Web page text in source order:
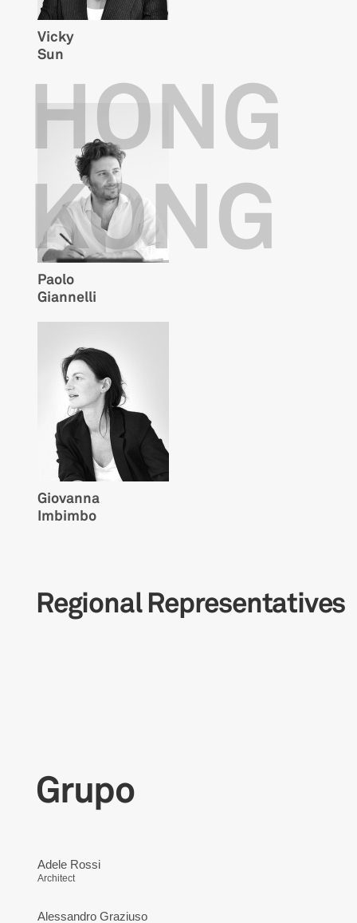
Vicky
Sun
HONG
KONG
Paolo
Giannelli
Giovanna
Imbimbo
Regional Representatives
Grupo
Adele Rossi
Architect
Alessandro Graziuso